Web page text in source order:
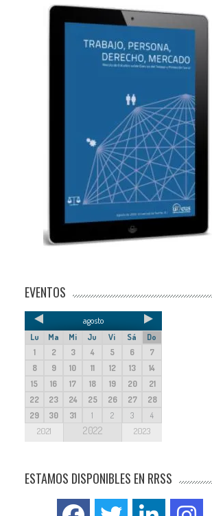
EVENTOS
agosto
Lu Ma Mi Ju Vi Sá
Do
1
2 3 4 5 6
7
8
9 10 11 12 13
14
15
16 17 18 19 20
21
22
23 24 25 26 27
28
29
30 31 1 2 3 4
2021 2022 2023
ESTAMOS DISPONIBLES EN RRSS